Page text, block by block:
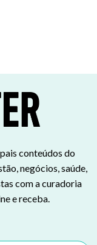
conteúdos do
negócios, saúde,
com a curadoria
e receba.